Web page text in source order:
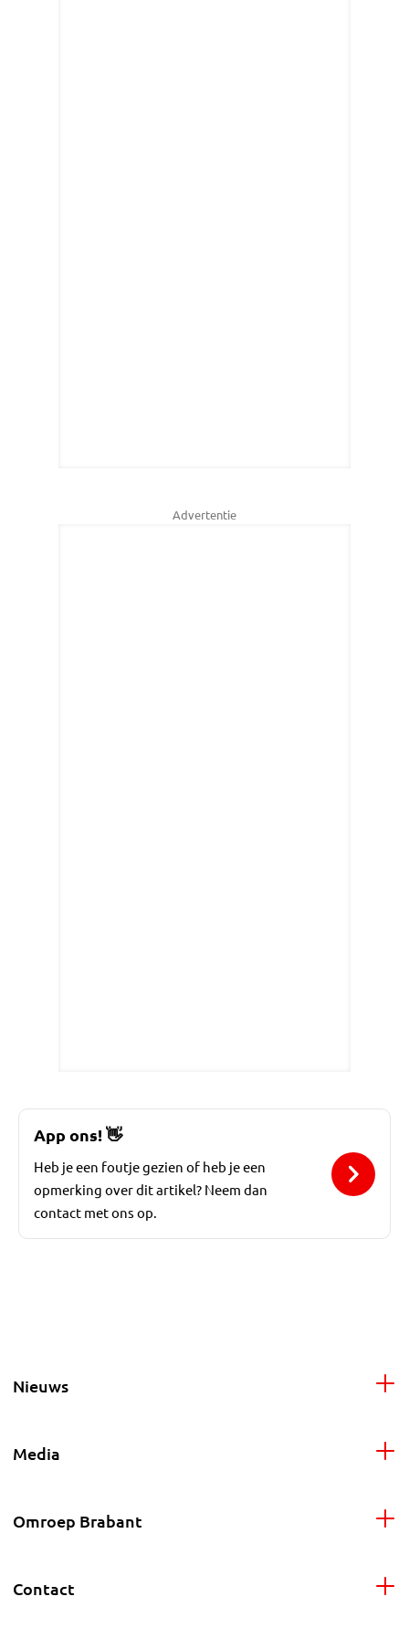
Advertentie
App ons!👋
Heb je een foutje gezien of heb je een
opmerking over dit artikel? Neem dan
contact met ons op.
Nieuws
Media
Omroep Brabant
Contact